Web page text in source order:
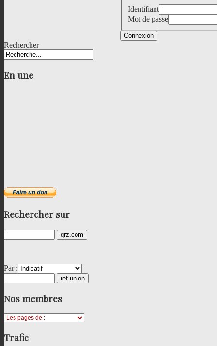
Identifiant
Mot de passe
Connexion
Rechercher
En une
Rechercher sur
Par :
Nos membres
Trafic